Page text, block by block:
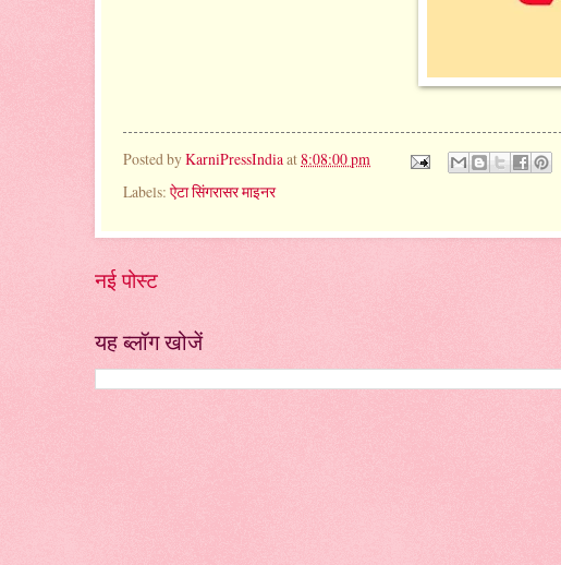
Posted byKarniPressIndiaat8:08:00 pm
Labels: ऐटा सिंगरासर माइनर
नई पोस्ट
यह ब्लॉग खोजें